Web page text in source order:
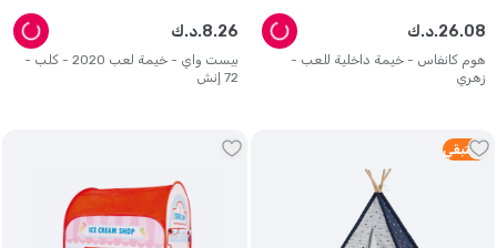
هوم كانفاس - خيمة داخلية للعب -
زهري
د.ك.26.08
بيست واي - خيمة لعب 2020 - كلب -
72 إنش
د.ك.8.26
5 متبقي